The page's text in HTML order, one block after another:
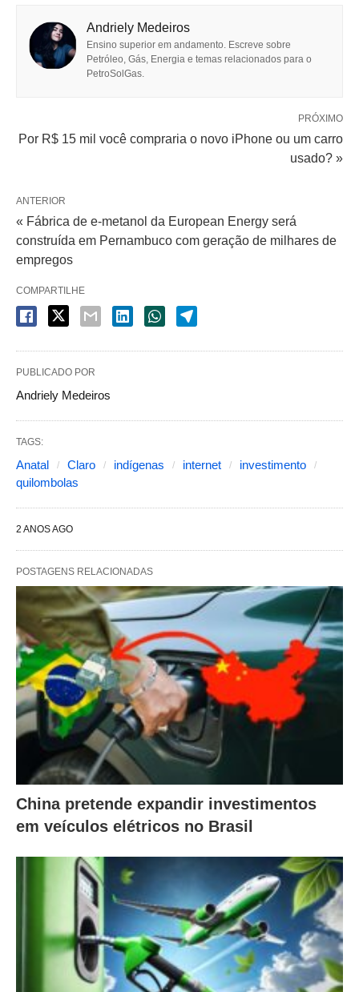
Andriely Medeiros
Ensino superior em andamento. Escreve sobre
Petróleo, Gás, Energia e temas relacionados para o
PetroSolGas.
PRÓXIMO
Por R$ 15 mil você compraria o novo iPhone ou um carro
usado? »
ANTERIOR
« Fábrica de e-metanol da European Energy será
construída em Pernambuco com geração de milhares de
empregos
COMPARTILHE
PUBLICADO POR
Andriely Medeiros
TAGS:
Anatal Claro indígenas internet
investimento
quilombolas
2 ANOS AGO
POSTAGENS RELACIONADAS
China pretende expandir investimentos
em veículos elétricos no Brasil